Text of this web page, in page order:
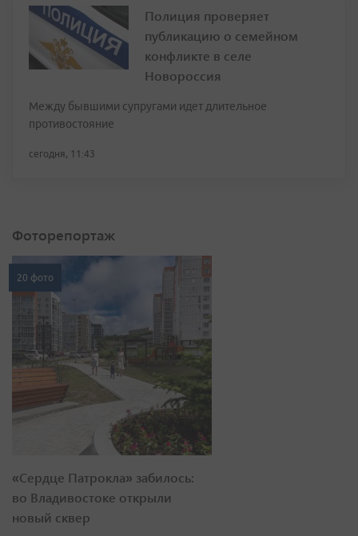
Полиция проверяет
публикацию о семейном
конфликте в селе
Новороссия
Между бывшими супругами идет длительное
противостояние
сегодня, 11:43
Фоторепортаж
20 фото
«Сердце Патрокла» забилось:
во Владивостоке открыли
новый сквер